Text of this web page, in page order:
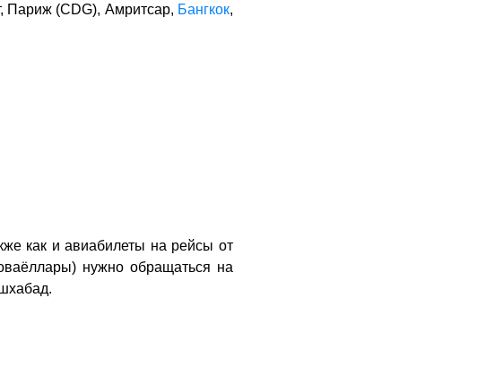
Париж (CDG), Амритсар, Бангкок,
как и авиабилеты на рейсы от
нужно обращаться на